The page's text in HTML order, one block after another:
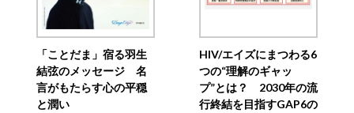
「ことだま」宿る羽生
結弦のメッセージ 名
言がもたらす心の平穏
と潤い
HIV/エイズにまつわる6
つの“理解のギャッ
プ”とは？ 2030年の流
行終結を目指すGAP6の